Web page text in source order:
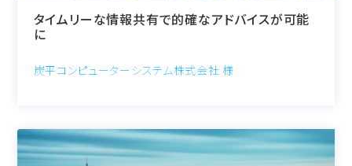
タイムリーな情報共有で的確なアドバイスが可能
に
炭平コンピューターシステム株式会社 様